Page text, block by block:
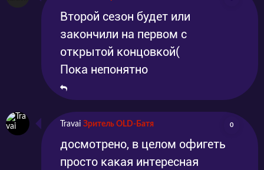
Второй сезон будет или
закончили на первом с
открытой концовкой(
Пока непонятно
Travai Зритель OLD-Батя 0
досмотрено, в целом офигеть
просто какая интересная